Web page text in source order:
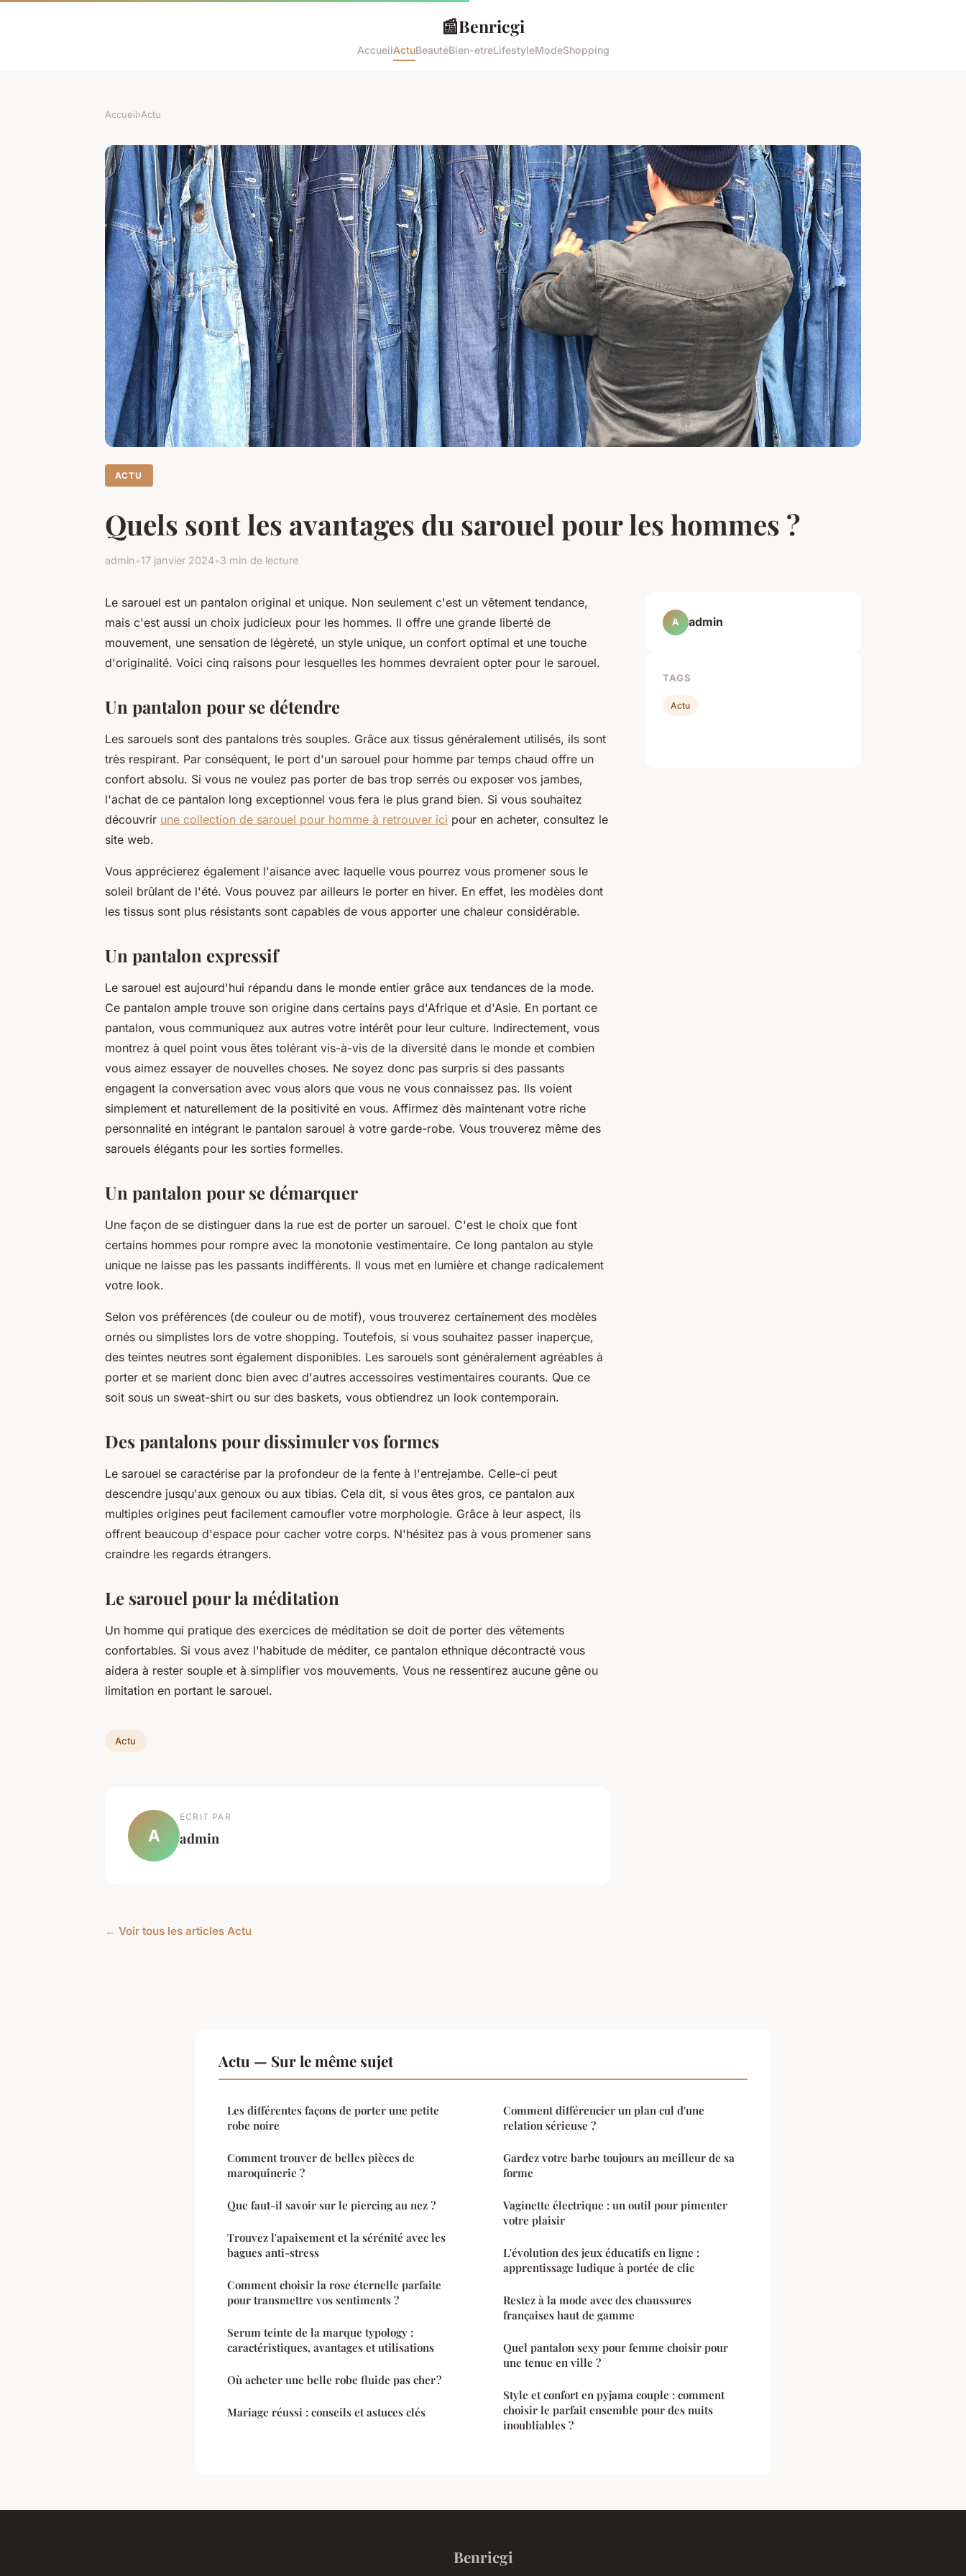
📰Benricgi
AccueilActuBeautéBien-etreLifestyleModeShopping
Accueil›Actu
ACTU
Quels sont les avantages du sarouel pour les hommes ?
admin•17 janvier 2024•3 min de lecture
Le sarouel est un pantalon original et unique. Non seulement c'est un vêtement tendance,
mais c'est aussi un choix judicieux pour les hommes. Il offre une grande liberté de
mouvement, une sensation de légèreté, un style unique, un confort optimal et une touche
d'originalité. Voici cinq raisons pour lesquelles les hommes devraient opter pour le sarouel.
Un pantalon pour se détendre
Les sarouels sont des pantalons très souples. Grâce aux tissus généralement utilisés, ils sont
très respirant. Par conséquent, le port d'un sarouel pour homme par temps chaud offre un
confort absolu. Si vous ne voulez pas porter de bas trop serrés ou exposer vos jambes,
l'achat de ce pantalon long exceptionnel vous fera le plus grand bien. Si vous souhaitez
découvrir une collection de sarouel pour homme à retrouver ici pour en acheter, consultez le
site web.
Vous apprécierez également l'aisance avec laquelle vous pourrez vous promener sous le
soleil brûlant de l'été. Vous pouvez par ailleurs le porter en hiver. En effet, les modèles dont
les tissus sont plus résistants sont capables de vous apporter une chaleur considérable.
Un pantalon expressif
Le sarouel est aujourd'hui répandu dans le monde entier grâce aux tendances de la mode.
Ce pantalon ample trouve son origine dans certains pays d'Afrique et d'Asie. En portant ce
pantalon, vous communiquez aux autres votre intérêt pour leur culture. Indirectement, vous
montrez à quel point vous êtes tolérant vis-à-vis de la diversité dans le monde et combien
vous aimez essayer de nouvelles choses. Ne soyez donc pas surpris si des passants
engagent la conversation avec vous alors que vous ne vous connaissez pas. Ils voient
simplement et naturellement de la positivité en vous. Affirmez dès maintenant votre riche
personnalité en intégrant le pantalon sarouel à votre garde-robe. Vous trouverez même des
sarouels élégants pour les sorties formelles.
Un pantalon pour se démarquer
Une façon de se distinguer dans la rue est de porter un sarouel. C'est le choix que font
certains hommes pour rompre avec la monotonie vestimentaire. Ce long pantalon au style
unique ne laisse pas les passants indifférents. Il vous met en lumière et change radicalement
votre look.
Selon vos préférences (de couleur ou de motif), vous trouverez certainement des modèles
ornés ou simplistes lors de votre shopping. Toutefois, si vous souhaitez passer inaperçue,
des teintes neutres sont également disponibles. Les sarouels sont généralement agréables à
porter et se marient donc bien avec d'autres accessoires vestimentaires courants. Que ce
soit sous un sweat-shirt ou sur des baskets, vous obtiendrez un look contemporain.
Des pantalons pour dissimuler vos formes
Le sarouel se caractérise par la profondeur de la fente à l'entrejambe. Celle-ci peut
descendre jusqu'aux genoux ou aux tibias. Cela dit, si vous êtes gros, ce pantalon aux
multiples origines peut facilement camoufler votre morphologie. Grâce à leur aspect, ils
offrent beaucoup d'espace pour cacher votre corps. N'hésitez pas à vous promener sans
craindre les regards étrangers.
Le sarouel pour la méditation
Un homme qui pratique des exercices de méditation se doit de porter des vêtements
confortables. Si vous avez l'habitude de méditer, ce pantalon ethnique décontracté vous
aidera à rester souple et à simplifier vos mouvements. Vous ne ressentirez aucune gêne ou
limitation en portant le sarouel.
Actu
A
ECRIT PAR
admin
← Voir tous les articles Actu
A admin
TAGS
Actu
Actu — Sur le même sujet
Les différentes façons de porter une petite
robe noire
Comment trouver de belles pièces de
maroquinerie ?
Que faut-il savoir sur le piercing au nez ?
Trouvez l'apaisement et la sérénité avec les
bagues anti-stress
Comment choisir la rose éternelle parfaite
pour transmettre vos sentiments ?
Serum teinte de la marque typology :
caractéristiques, avantages et utilisations
Où acheter une belle robe fluide pas cher ?
Mariage réussi : conseils et astuces clés
Comment différencier un plan cul d'une
relation sérieuse ?
Gardez votre barbe toujours au meilleur de sa
forme
Vaginette électrique : un outil pour pimenter
votre plaisir
L'évolution des jeux éducatifs en ligne :
apprentissage ludique à portée de clic
Restez à la mode avec des chaussures
françaises haut de gamme
Quel pantalon sexy pour femme choisir pour
une tenue en ville ?
Style et confort en pyjama couple : comment
choisir le parfait ensemble pour des nuits
inoubliables ?
Benricgi